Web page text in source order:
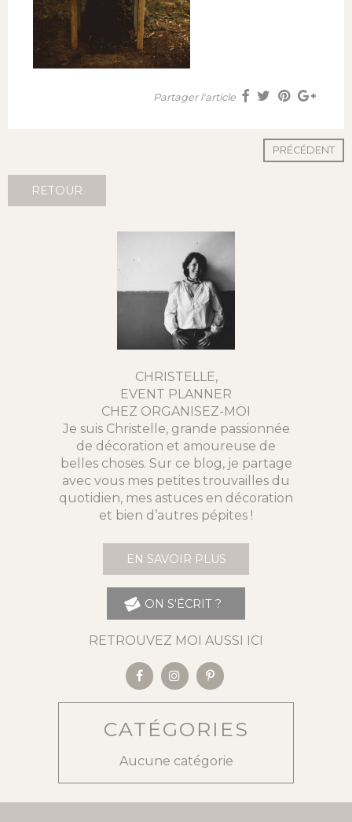
Partager l'article
PRÉCÉDENT
RETOUR
CHRISTELLE,
EVENT PLANNER
CHEZ ORGANISEZ-MOI
Je suis Christelle, grande passionnée
de décoration et amoureuse de
belles choses. Sur ce blog, je partage
avec vous mes petites trouvailles du
quotidien, mes astuces en décoration
et bien d’autres pépites !
EN SAVOIR PLUS
ON S'ÉCRIT ?
RETROUVEZ MOI AUSSI ICI
CATÉGORIES
Aucune catégorie